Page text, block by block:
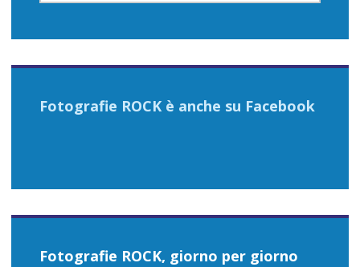
Fotografie ROCK è anche su Facebook
Fotografie ROCK, giorno per giorno